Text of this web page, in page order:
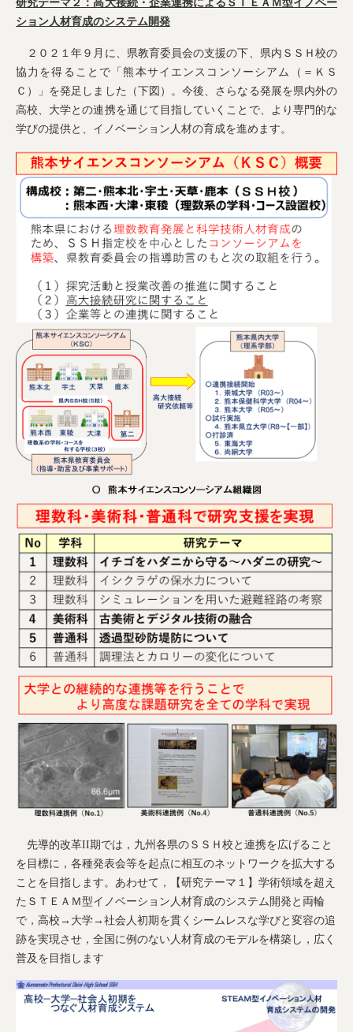
研究テーマ２：高大接続・企業連携によるＳＴＥＡＭ型イノベー
ション人材育成のシステム開発
２０２１年９月に、県教育委員会の支援の下、県内ＳＳＨ校の
協力を得ることで「熊本サイエンスコンソーシアム（＝ＫＳ
Ｃ）」を発足しました（下図）。今後、さらなる発展を県内外の
高校、大学との連携を通じて目指していくことで、より専門的な
学びの提供と、イノベーション人材の育成を進めます。
先導的改革II期では，九州各県のＳＳＨ校と連携を広げること
を目標に，各種発表会等を起点に相互のネットワークを拡大する
ことを目指します。あわせて，【研究テーマ１】学術領域を超え
たＳＴＥＡＭ型イノベーション人材育成のシステム開発と両輪
で，高校→大学→社会人初期を貫くシームレスな学びと変容の追
跡を実現させ，全国に例のない人材育成のモデルを構築し，広く
普及を目指します